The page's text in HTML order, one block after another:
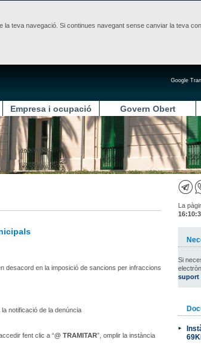
teva navegació. Si continues navegant sense canviar la teva
Google
Empresa i ocupació Govern Obert
La
desacord en la imposició de sancions per infraccions
notificació de la denúncia
fent clic a “@ TRAMITAR”, omplir la instància
Si
suport